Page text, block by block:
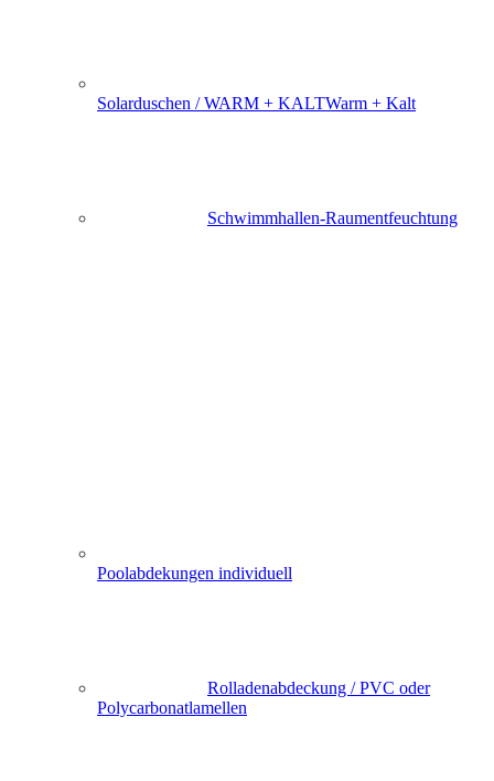
Solarduschen / WARM + KALTWarm + Kalt
Schwimmhallen-Raumentfeuchtung
Poolabdekungen individuell
Rolladenabdeckung / PVC oder
Polycarbonatlamellen